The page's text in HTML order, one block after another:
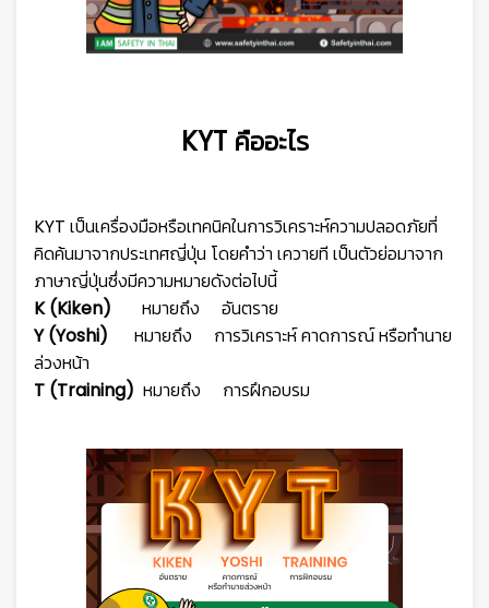
KYT คืออะไร
KYT เป็นเครื่องมือหรือเทคนิคในการวิเคราะห์ความปลอดภัยที่
คิดค้นมาจากประเทศญี่ปุ่น โดยคำว่า เควายที เป็นตัวย่อมาจาก
ภาษาญี่ปุ่นซึ่งมีความหมายดังต่อไปนี้
K (Kiken) หมายถึง อันตราย
Y (Yoshi) หมายถึง การวิเคราะห์ คาดการณ์ หรือทำนาย
ล่วงหน้า
T (Training) หมายถึง การฝึกอบรม